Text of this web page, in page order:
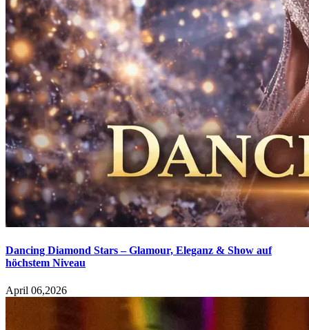
Dancing Diamond Stars – Glamour, Eleganz & Show auf
höchstem Niveau
April 06,2026